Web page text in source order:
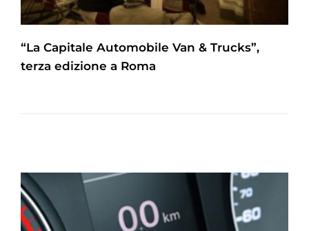
“La Capitale Automobile Van & Trucks”,
terza edizione a Roma